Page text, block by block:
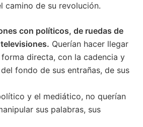
camino de su revolución.
con políticos, de ruedas de
Querían hacer llegar
directa, con la cadencia y
fondo de sus entrañas, de sus
y el mediático, no querían
sus palabras, sus